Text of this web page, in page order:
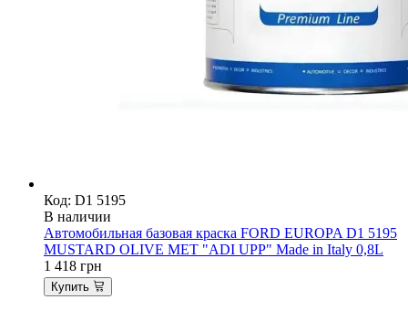
Код: D1 5195
В наличии
Автомобильная базовая краска FORD EUROPA D1 5195
MUSTARD OLIVE MET "ADI UPP" Made in Italy 0,8L
1 418 грн
Купить